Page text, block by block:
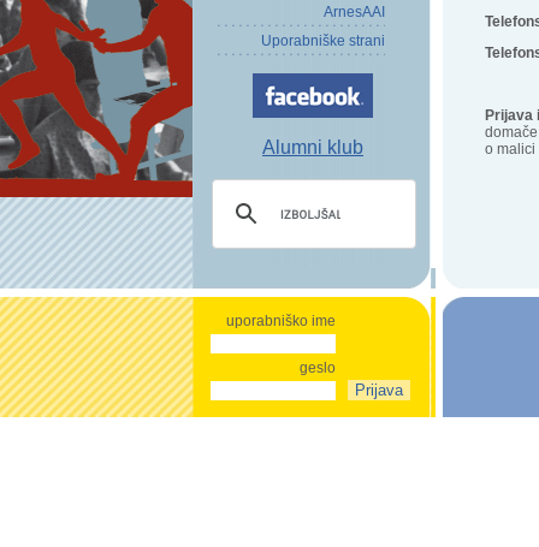
ArnesAAI
Uporabniške strani
Alumni klub
Prijava
o
uporabniško ime
geslo